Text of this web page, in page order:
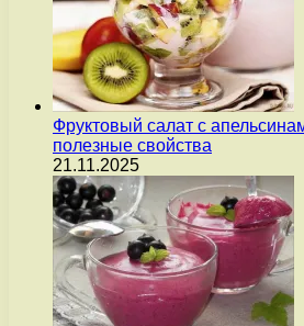
Фруктовый салат с
полезные свойства
21.11.2025